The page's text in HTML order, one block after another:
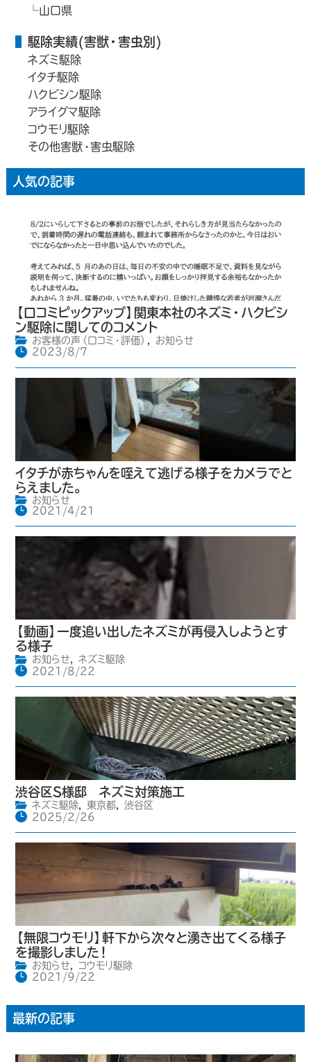
山口県
駆除実績(害獣・害虫別)
ネズミ駆除
イタチ駆除
ハクビシン駆除
アライグマ駆除
コウモリ駆除
その他害獣・害虫駆除
人気の記事
【口コミピックアップ】関東本社のネズミ・ハクビシ
ン駆除に関してのコメント
お客様の声（口コミ・評価）
お知らせ
2023/8/7
イタチが赤ちゃんを咥えて逃げる様子をカメラでと
らえました。
お知らせ
2021/4/21
【動画】一度追い出したネズミが再侵入しようとす
る様子
お知らせ,
ネズミ駆除
2021/8/22
渋谷区S様邸 ネズミ対策施工
ネズミ駆除, 東京都,
渋谷区
2025/2/26
【無限コウモリ】軒下から次々と湧き出てくる様子
を撮影しました！
お知らせ,
コウモリ駆除
2021/9/22
最新の記事